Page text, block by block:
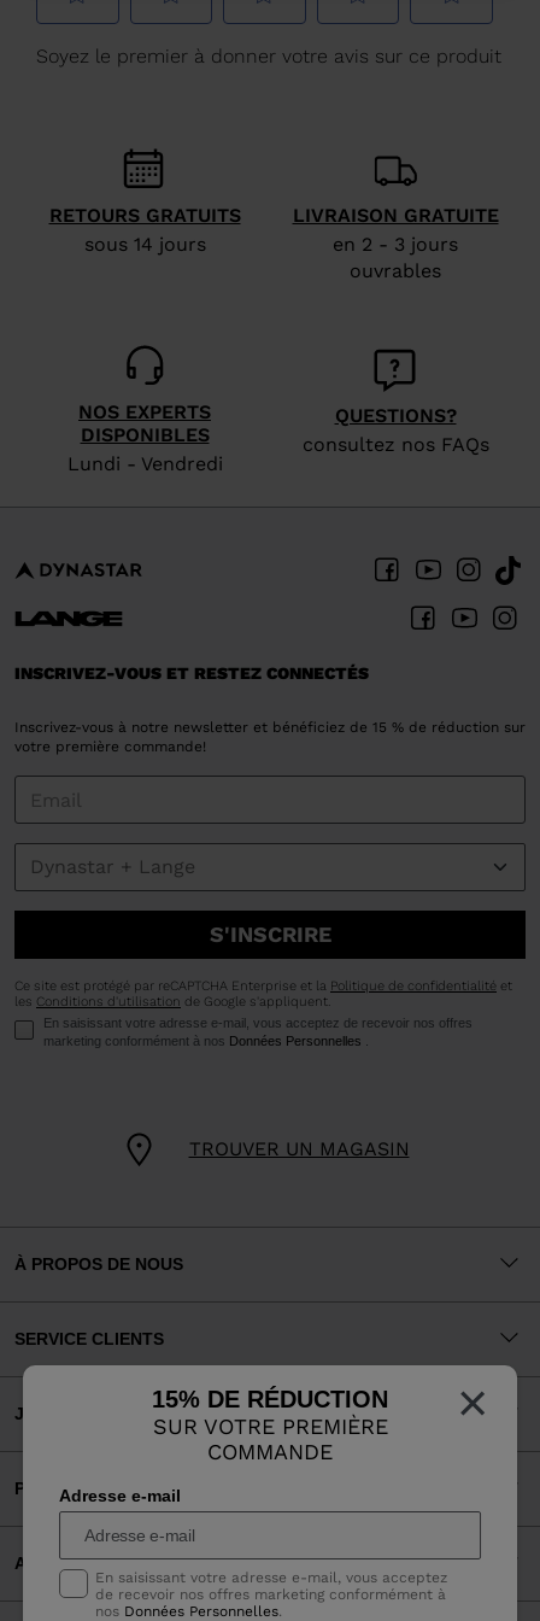
Luxembourg.
We
website
version
States
×
15% DE RÉDUCTION
SUR VOTRE PREMIÈRE
COMMANDE
Adresse e-mail
En saisissant votre adresse e-mail, vous acceptez
de recevoir nos offres marketing conformément à
nos Données Personnelles.
RETOURS GRATUITS
sous 14 jours
LIVRAISON GRATUITE
en 2 - 3 jours
ouvrables
NOS EXPERTS
DISPONIBLES
Lundi - Vendredi
QUESTIONS?
consultez nos FAQs
TROUVER UN MAGASIN
INSCRIVEZ-VOUS ET RESTEZ CONNECTÉS
Inscrivez-vous à notre newsletter et bénéficiez de 15 % de réduction sur
votre première commande!
S'INSCRIRE
Ce site est protégé par reCAPTCHA Enterprise et la Politique de confidentialité et
les Conditions d'utilisation de Google s'appliquent.
En saisissant votre adresse e-mail, vous acceptez de recevoir nos offres
marketing conformément à nos Données Personnelles .
À PROPOS DE NOUS
SERVICE CLIENTS
JURIDIQUE
PAIEMENTS ACCEPTÉS
APPLI